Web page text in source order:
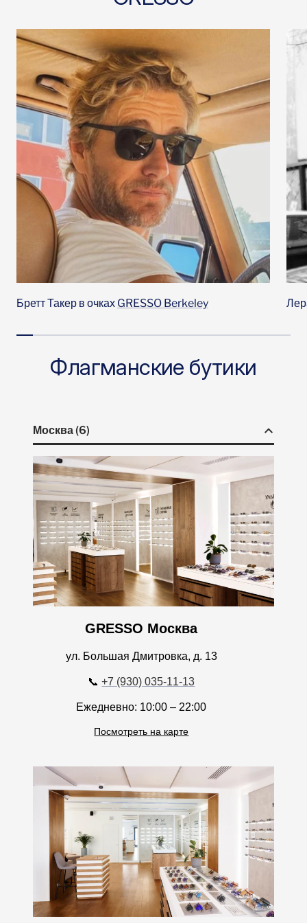
Бретт Такер в очках GRESSO Berkeley
Флагманские бутики
Москва (6)
GRESSO Москва
ул. Большая Дмитровка, д. 13
📞+7 (930) 035-11-13
Ежедневно: 10:00 – 22:00
Посмотреть на карте